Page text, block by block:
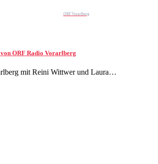
ORF Vorarlberg
ORF Radio Vorarlberg
mit Reini Wittwer und Laura…